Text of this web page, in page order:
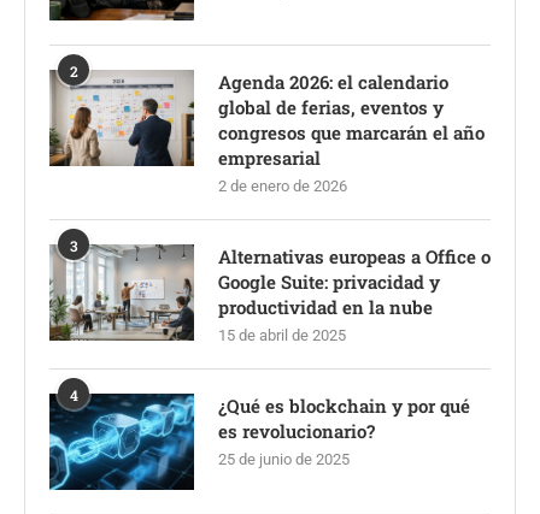
2
Agenda 2026: el calendario
global de ferias, eventos y
congresos que marcarán el año
empresarial
2 de enero de 2026
3
Alternativas europeas a Office o
Google Suite: privacidad y
productividad en la nube
15 de abril de 2025
4
¿Qué es blockchain y por qué
es revolucionario?
25 de junio de 2025